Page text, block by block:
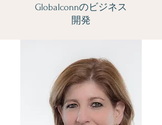
Globalconnのビジネス
開発